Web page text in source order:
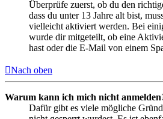
Überprüfe zuerst, ob du den
dass du unter 13 Jahre alt bist,
vielleicht aktiviert werden. Bei
wurde dir mitgeteilt, ob eine
hast oder die E-Mail von einem
Nach oben
Warum kann ich mich nicht
Dafür gibt es viele mögliche